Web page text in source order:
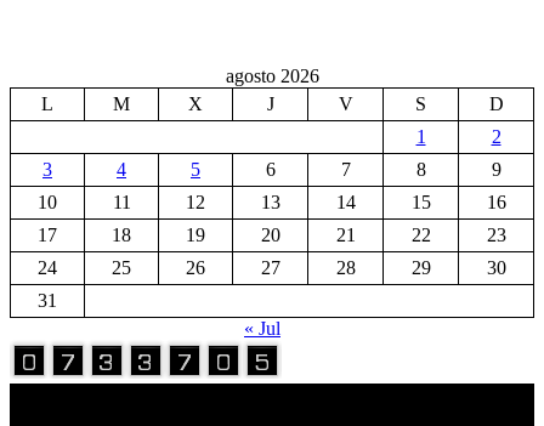
agosto 2026
L
M X J V S
D
1
2
3
4 5 6 7 8
9
10
11 12 13 14 15
16
17
18 19 20 21 22
23
24
25 26 27 28 29
30
31
« Jul